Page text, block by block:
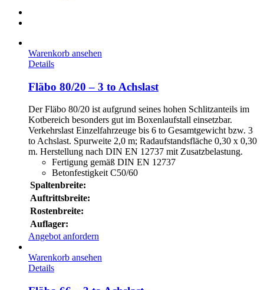
Warenkorb ansehen
Details
Fläbo 80/20 – 3 to Achslast
Der Fläbo 80/20 ist aufgrund seines hohen Schlitzanteils im
Kotbereich besonders gut im Boxenlaufstall einsetzbar.
Verkehrslast Einzelfahrzeuge bis 6 to Gesamtgewicht bzw. 3
to Achslast. Spurweite 2,0 m; Radaufstandsfläche 0,30 x 0,30
m. Herstellung nach DIN EN 12737 mit Zusatzbelastung.
Fertigung gemäß DIN EN 12737
Betonfestigkeit C50/60
Spaltenbreite:
Auftrittsbreite:
Rostenbreite:
Auflager:
Angebot anfordern
Warenkorb ansehen
Details